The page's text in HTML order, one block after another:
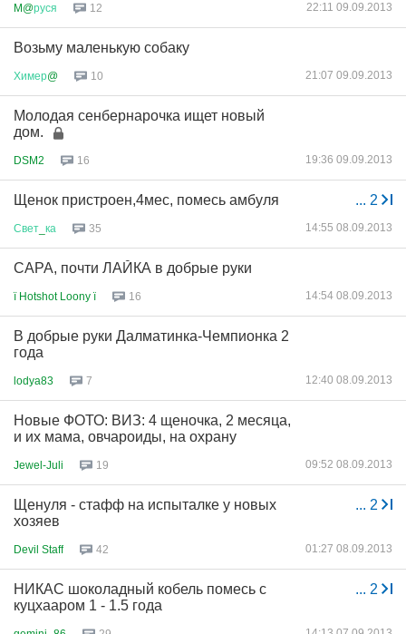
M@руся 12 22:11 09.09.2013
Возьму маленькую собаку
Химер@ 10 21:07 09.09.2013
Молодая сенбернарочка ищет новый
дом.
DSM2 16 19:36 09.09.2013
... 2
Щенок пристроен,4мес, помесь амбуля
Свет ка 35 14:55 08.09.2013
САРА, почти ЛАЙКА в добрые руки
ї Hotshot Loony ї 16 14:54 08.09.2013
В добрые руки Далматинка-Чемпионка 2
года
lodya83 7 12:40 08.09.2013
Новые ФОТО: ВИЗ: 4 щеночка, 2 месяца,
и их мама, овчароиды, на охрану
Jewel-Juli 19 09:52 08.09.2013
... 2
Щенуля - стафф на испыталке у новых
хозяев
Devil Staff 42 01:27 08.09.2013
... 2
НИКАС шоколадный кобель помесь с
куцхааром 1 - 1.5 года